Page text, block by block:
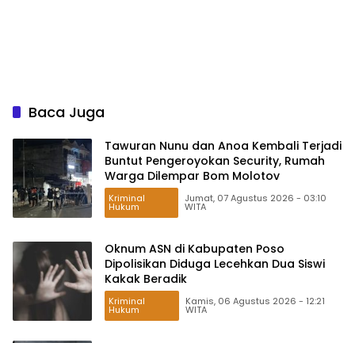
Baca Juga
Tawuran Nunu dan Anoa Kembali Terjadi
Buntut Pengeroyokan Security, Rumah
Warga Dilempar Bom Molotov
Kriminal
Hukum
Jumat, 07 Agustus 2026 - 03:10
WITA
Oknum ASN di Kabupaten Poso
Dipolisikan Diduga Lecehkan Dua Siswi
Kakak Beradik
Kriminal
Hukum
Kamis, 06 Agustus 2026 - 12:21
WITA